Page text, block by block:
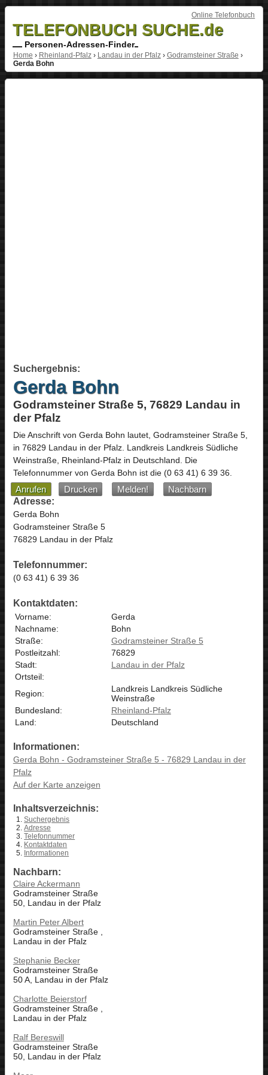
Online Telefonbuch
TELEFONBUCH SUCHE.de
Personen-Adressen-Finder
Home › Rheinland-Pfalz› Landau in der Pfalz› Godramsteiner Straße ›
Gerda Bohn
Suchergebnis:
Gerda Bohn
Godramsteiner Straße 5, 76829 Landau in
der Pfalz
Die Anschrift von Gerda Bohn lautet, Godramsteiner Straße 5,
in 76829 Landau in der Pfalz. Landkreis Landkreis Südliche
Weinstraße, Rheinland-Pfalzin Deutschland. Die
Telefonnummer von Gerda Bohn ist die (0 63 41) 6 39 36.
Anrufen Drucken Melden!
Nachbarn
Adresse:
Gerda Bohn
Godramsteiner Straße 5
76829 Landau in der Pfalz
Telefonnummer:
(0 63 41) 6 39 36
Kontaktdaten:
Vorname:
Gerda
Nachname:
Bohn
Straße:
Godramsteiner Straße 5
Postleitzahl:
76829
Stadt:
Landau in der Pfalz
Ortsteil:
Region:
Landkreis Landkreis Südliche
Weinstraße
Bundesland:
Rheinland-Pfalz
Land:
Deutschland
Informationen:
Gerda Bohn - Godramsteiner Straße 5 - 76829 Landau in der
Pfalz
Auf der Karte anzeigen
Inhaltsverzeichnis:
Suchergebnis
Adresse
Telefonnummer
Kontaktdaten
Informationen
Nachbarn:
Claire Ackermann
Godramsteiner Straße
50, Landau in der Pfalz
Martin Peter Albert
Godramsteiner Straße ,
Landau in der Pfalz
Stephanie Becker
Godramsteiner Straße
50 A, Landau in der Pfalz
Charlotte Beierstorf
Godramsteiner Straße ,
Landau in der Pfalz
Ralf Bereswill
Godramsteiner Straße
50, Landau in der Pfalz